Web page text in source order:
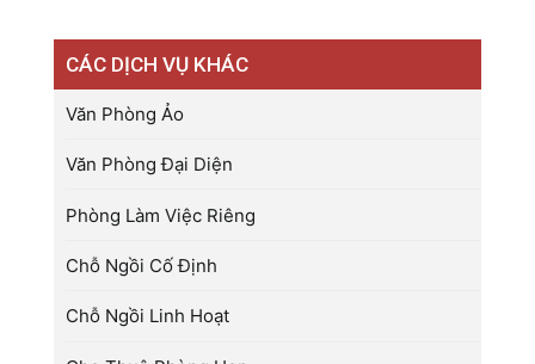
CÁC DỊCH VỤ KHÁC
Văn Phòng Ảo
Văn Phòng Đại Diện
Phòng Làm Việc Riêng
Chỗ Ngồi Cố Định
Chỗ Ngồi Linh Hoạt